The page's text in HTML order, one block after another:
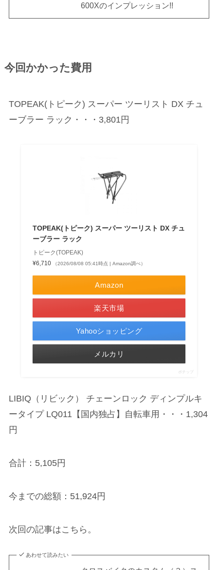
600Xのインプレッション!!
今回かかった費用
TOPEAK(トピーク) スーパー ツーリスト DX チュ
ーブラー ラック・・・3,801円
TOPEAK(トピーク) スーパー ツーリスト DX チュ
ーブラー ラック
トピーク(TOPEAK)
¥6,710
（2026/08/08 05:41時点 | Amazon調べ）
Amazon
楽天市場
Yahooショッピング
メルカリ
ポチップ
LIBIQ（リビック） チェーンロック ディンプルキ
ータイプ LQ011【国内独占】自転車用・・・1,304
円
合計：5,105円
今までの総額：51,924円
次回の記事はこちら。
あわせて読みたい